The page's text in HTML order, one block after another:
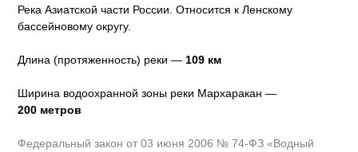
Река Азиатской части России. Относится к Ленскому
бассейновому округу.
Длина (протяженность) реки — 109 км
Ширина водоохранной зоны реки Мархаракан —
200 метров
Федеральный закон от 03 июня 2006 № 74-ФЗ «Водный